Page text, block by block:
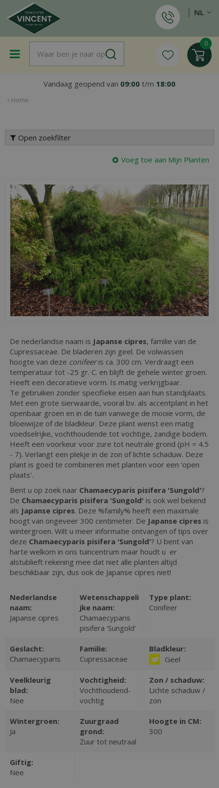
a
Home
Vandaag geopend van 09:00 t/m 18:00
NL
Open zoekfilter
Voeg toe aan Mijn Planten
De nederlandse naam is Japanse cipres, familie van de
Cupressaceae. De bladeren zijn geel. De volwassen
hoogte van deze conifeeris ca. 300 cm. Verdraagt een
temperatuur tot -25 gr. C. en blijft de gehele winter groen.
Heeft een decoratieve vorm. Is matig verkrijgbaar.
Te gebruiken zonder specifieke eisen aan hun standplaats.
Met een grote sierwaarde, vooral bv. als accentplant in het
openbaar groen en in de tuin vanwege de mooie vorm, de
bloeiwijze of de bladkleur. Deze plant wenst een matig
voedselrijke, vochthoudende tot vochtige, zandige bodem.
Heeft een voorkeur voor zure tot neutrale grond (pH = 4.5
- 7). Verlangt een plekje in de zon of lichte schaduw. Deze
plant is goed te combineren met planten voor een 'open
plaats'.
Bent u op zoek naar Chamaecyparis pisifera 'Sungold'?
De Chamaecyparis pisifera 'Sungold' is ook wel bekend
als Japanse cipres. Deze %family% heeft een maximale
hoogt van ongeveer 300 centimeter. De Japanse cipres is
wintergroen. Wilt u meer informatie ontvangen of tips over
deze Chamaecyparis pisifera 'Sungold'? U bent van
harte welkom in ons tuincentrum maar houdt u er
alstublieft rekening mee dat niet alle planten altijd
beschikbaar zijn, dus ook de Japanse cipres niet!
Nederlandse
naam:
Japanse cipres
Wetenschappeli
jke naam:
Chamaecyparis
pisifera 'Sungold'
Type plant:
Conifeer
Geslacht:
Chamaecyparis
Familie:
Cupressaceae
Bladkleur:
Geel
Veelkleurig
blad:
Nee
Vochtigheid:
Vochthoudend-
vochtig
Zon / schaduw:
Lichte schaduw /
zon
Wintergroen:
Ja
Zuurgraad
grond:
Zuur tot neutraal
Hoogte in CM:
300
Giftig:
Nee